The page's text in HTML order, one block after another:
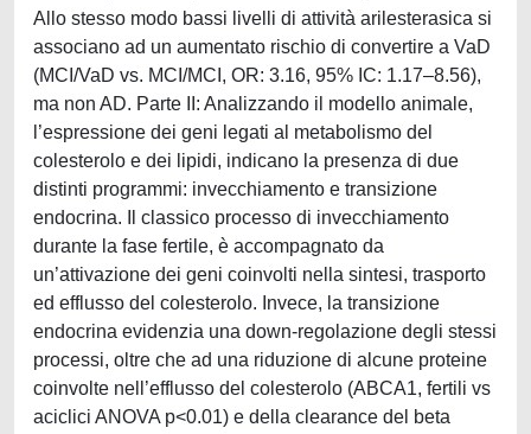
Allo stesso modo bassi livelli di attività arilesterasica si
associano ad un aumentato rischio di convertire a VaD
(MCI/VaD vs. MCI/MCI, OR: 3.16, 95% IC: 1.17–8.56),
ma non AD. Parte II: Analizzando il modello animale,
l’espressione dei geni legati al metabolismo del
colesterolo e dei lipidi, indicano la presenza di due
distinti programmi: invecchiamento e transizione
endocrina. Il classico processo di invecchiamento
durante la fase fertile, è accompagnato da
un’attivazione dei geni coinvolti nella sintesi, trasporto
ed efflusso del colesterolo. Invece, la transizione
endocrina evidenzia una down-regolazione degli stessi
processi, oltre che ad una riduzione di alcune proteine
coinvolte nell’efflusso del colesterolo (ABCA1, fertili vs
aciclici ANOVA p<0.01) e della clearance del beta